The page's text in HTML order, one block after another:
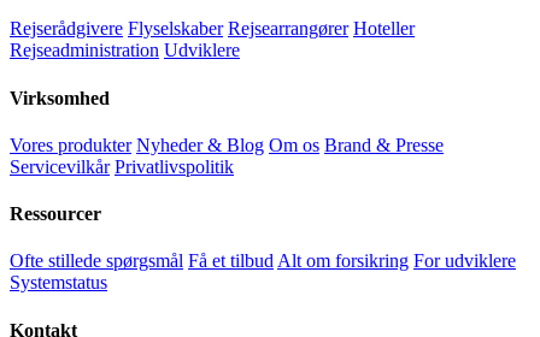
Rejserådgivere Flyselskaber Rejsearrangører Hoteller
Rejseadministration Udviklere
Virksomhed
Vores produkter Nyheder & Blog Om os Brand & Presse
Servicevilkår Privatlivspolitik
Ressourcer
Ofte stillede spørgsmål Få et tilbudAlt om forsikring For udviklere
Systemstatus
Kontakt